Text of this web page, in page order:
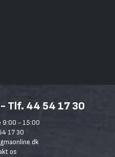
Tlf. 44 54 17 30
9:00 - 15:00
17 30
os